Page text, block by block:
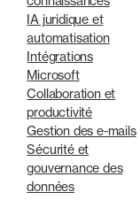
IA juridique et
automatisation
Intégrations
Microsoft
Collaboration et
productivité
Gestion des e-mails
Sécurité et
gouvernance des
données